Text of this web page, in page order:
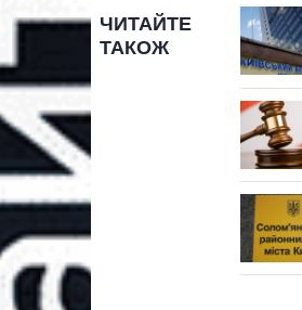
ЧИТАЙТЕ
ТАКОЖ